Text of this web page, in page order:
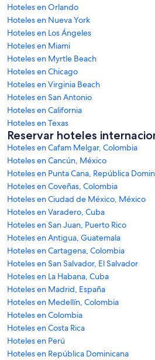
Hoteles en Orlando
Hoteles en Nueva York
Hoteles en Los Ángeles
Hoteles en Miami
Hoteles en Myrtle Beach
Hoteles en Chicago
Hoteles en Virginia Beach
Hoteles en San Antonio
Hoteles en California
Hoteles en Texas
Reservar hoteles
Hoteles en Cafam Melgar, Colombia
Hoteles en Cancún, México
Hoteles en Punta Cana, República
Hoteles en Coveñas, Colombia
Hoteles en Ciudad de México, México
Hoteles en Varadero, Cuba
Hoteles en San Juan, Puerto Rico
Hoteles en Antigua, Guatemala
Hoteles en Cartagena, Colombia
Hoteles en San Salvador, El Salvador
Hoteles en La Habana, Cuba
Hoteles en Madrid, España
Hoteles en Medellín, Colombia
Hoteles en Colombia
Hoteles en Costa Rica
Hoteles en Perú
Hoteles en República Dominicana